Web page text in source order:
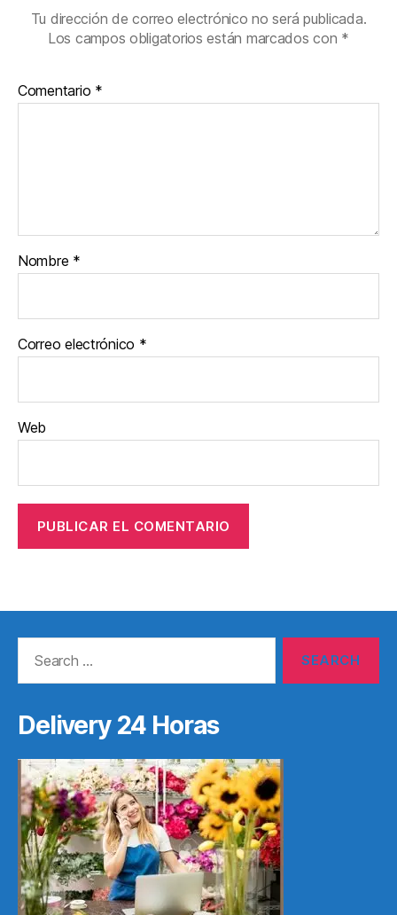
Tu dirección de correo electrónico no será publicada.
Los campos obligatorios están marcados con *
Comentario *
Nombre *
Correo electrónico *
Web
Delivery 24 Horas